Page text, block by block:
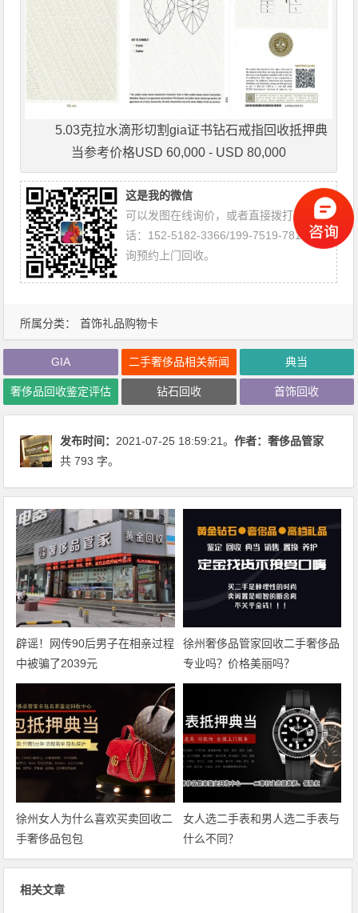
所属分类： 首饰礼品购物卡
5.03克拉水滴形切割gia证书钻石戒指回收抵押典
当参考价格USD 60,000 - USD 80,000
这是我的微信
可以发图在线询价，或者直接拨打电
话：152-5182-3366/199-7519-7817咨
询预约上门回收。
GIA 二手奢侈品相关新闻 典当
奢侈品回收鉴定评估 钻石回收 首饰回收
发布时间： 2021-07-25 18:59:21。作者：奢侈品管家
共 793 字。
辟谣！网传90后男子在相亲过程
中被骗了2039元
徐州奢侈品管家回收二手奢侈品
专业吗？价格美丽吗？
徐州女人为什么喜欢买卖回收二
手奢侈品包包
女人选二手表和男人选二手表与
什么不同？
相关文章